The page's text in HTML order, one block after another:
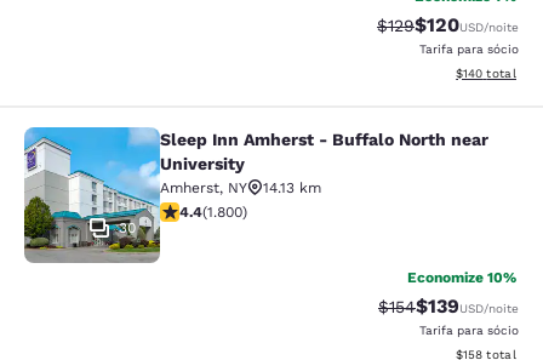
Tarifa anterior
$129Tarifa com
$120USD/noite
Tarifa para sócio
Exibir
$140 total
Sleep Inn Amherst - Buffalo North
30
Sleep Inn Amherst - Buffalo North near
University
Amherst, NY
14.13 km
classificação 4.38 estrelas. Excelente. 1800 avaliações
4.4(1.800)
Economize 10%
Tarifa anterior
$154Tarifa com
$139USD/noite
Tarifa para sócio
Exibir
$158 total